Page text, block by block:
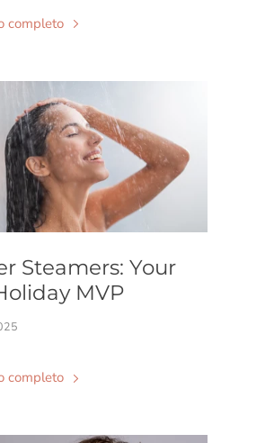
completo
Steamers: Your
MVP
completo